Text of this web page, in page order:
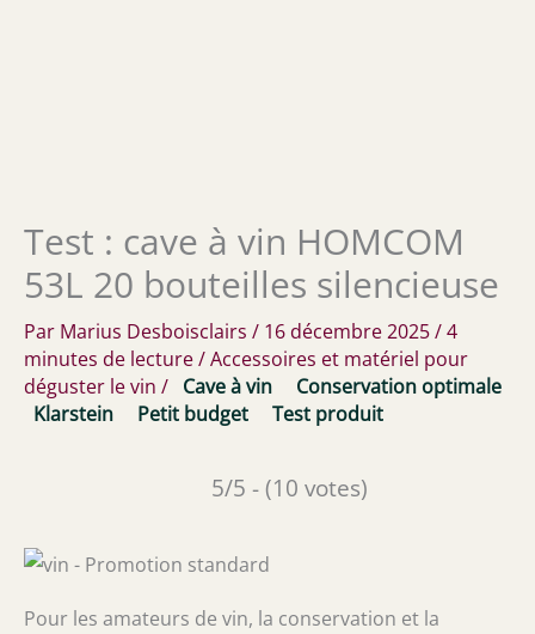
Test : cave à vin HOMCOM
53L 20 bouteilles silencieuse
Par Marius Desboisclairs / 16 décembre 2025/4
minutes de lecture/Accessoires et matériel pour
déguster le vin / Cave à vin
Conservation optimale
Klarstein
Petit budget Test produit
5/5 - (10 votes)
Pour les amateurs de vin, la conservation et la